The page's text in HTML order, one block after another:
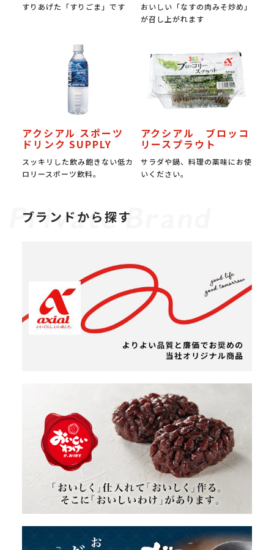
すりあげた「すりごま」です
おいしい「なすの肉みそ炒め」
が召し上がれます
アクシアル スポーツ
ドリンク SUPPLY
スッキリした飲み飽きない低カ
ロリースポーツ飲料。
アクシアル ブロッコ
リースプラウト
サラダや鍋、料理の薬味にお使
いください。
ブランドから探す